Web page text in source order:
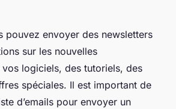
pouvez envoyer des newsletters
sur les nouvelles
logiciels, des tutoriels, des
spéciales. Il est important de
d’emails pour envoyer un